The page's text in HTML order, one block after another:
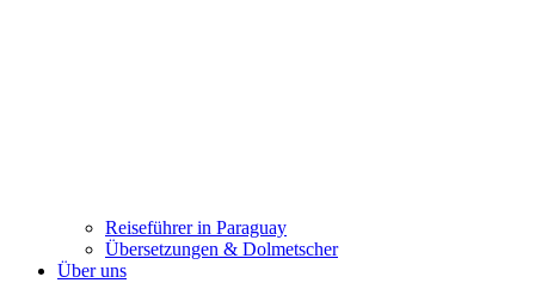
Reiseführer in Paraguay
Übersetzungen & Dolmetscher
Über uns